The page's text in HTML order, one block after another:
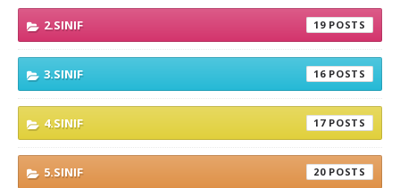
2.SINIF 19
3.SINIF 16
4.SINIF 17
5.SINIF 20